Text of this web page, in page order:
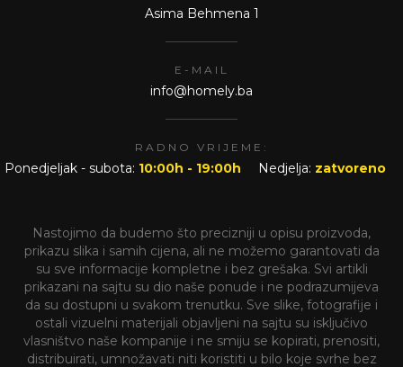
Asima Behmena 1
E-MAIL
info@homely.ba
RADNO VRIJEME:
Ponedjeljak - subota: 10:00h - 19:00h Nedjelja: zatvoreno
Nastojimo da budemo što precizniji u opisu proizvoda,
prikazu slika i samih cijena, ali ne možemo garantovati da
su sve informacije kompletne i bez grešaka. Svi artikli
prikazani na sajtu su dio naše ponude i ne podrazumijeva
da su dostupni u svakom trenutku. Sve slike, fotografije i
ostali vizuelni materijali objavljeni na sajtu su isključivo
vlasništvo naše kompanije i ne smiju se kopirati, prenositi,
distribuirati, umnožavati niti koristiti u bilo koje svrhe bez